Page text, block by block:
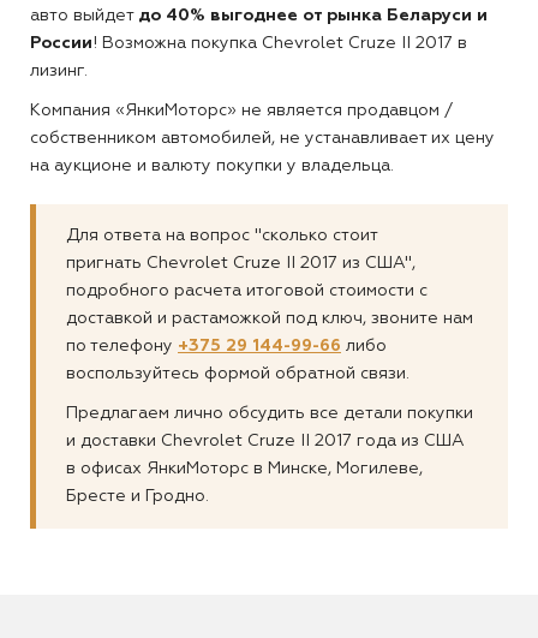
авто выйдет до 40% выгоднее от рынка Беларуси и
России! Возможна покупка Chevrolet Cruze II 2017 в
лизинг.
Компания «ЯнкиМоторс» не является продавцом /
собственником автомобилей, не устанавливает их цену
на аукционе и валюту покупки у владельца.
Для ответа на вопрос "сколько стоит
пригнать Chevrolet Cruze II 2017 из США",
подробного расчета итоговой стоимости с
доставкой и растаможкой под ключ, звоните нам
по телефону +375 29 144-99-66 либо
воспользуйтесь формой обратной связи.
Предлагаем лично обсудить все детали покупки
и доставки Chevrolet Cruze II 2017 года из США
в офисах ЯнкиМоторс в Минске, Могилеве,
Бресте и Гродно.